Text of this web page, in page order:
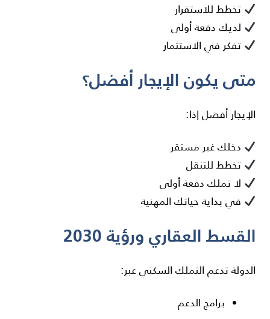
تخطط للاستقرار
لديك دفعة أولى
تفكر في الاستثمار
متى يكون الإيجار أفضل؟
الإيجار أفضل إذا:
دخلك غير مستقر
تخطط للتنقل
لا تملك دفعة أولى
في بداية حياتك المهنية
القسط العقاري ورؤية 2030
الدولة تدعم التملك السكني عبر:
برامج الدعم